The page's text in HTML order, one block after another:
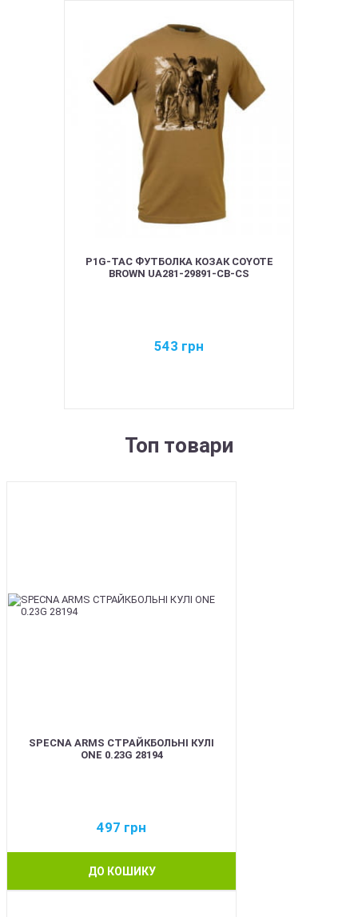
P1G-TAC ФУТБОЛКА КОЗАК COYOTE
BROWN UA281-29891-CB-CS
543 грн
Топ товари
SPECNA ARMS СТРАЙКБОЛЬНІ КУЛІ
ONE 0.23G 28194
497 грн
ДО КОШИКУ